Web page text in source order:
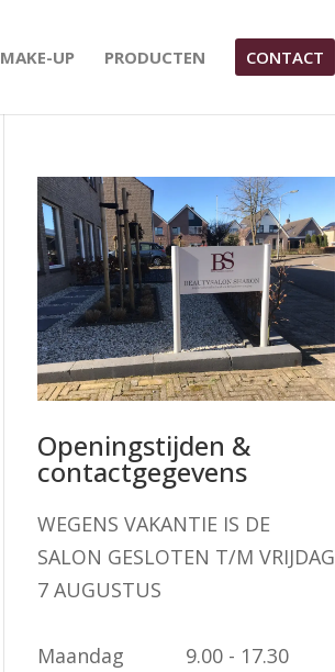
MAKE-UP PRODUCTEN CONTACT
Openingstijden &
contactgegevens
WEGENS VAKANTIE IS DE
SALON GESLOTEN T/M VRIJDAG
7 AUGUSTUS
Maandag
9.00 - 17.30